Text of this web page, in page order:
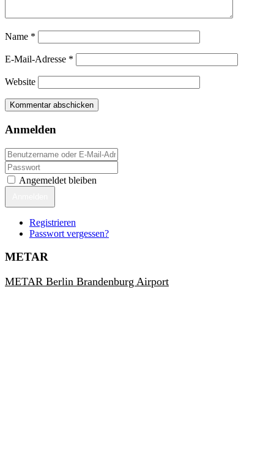
Name *
E-Mail-Adresse *
Website
Anmelden
Angemeldet bleiben
Registrieren
Passwort vergessen?
METAR
METAR Berlin Brandenburg Airport